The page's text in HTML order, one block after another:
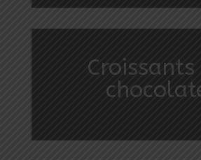
Croissants